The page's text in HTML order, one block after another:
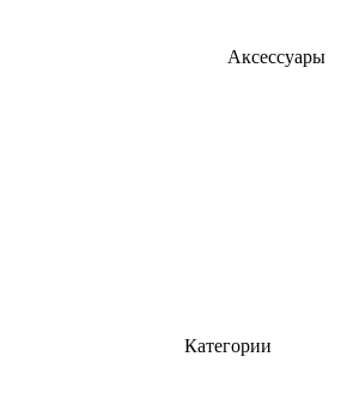
Аксессуары
Категории